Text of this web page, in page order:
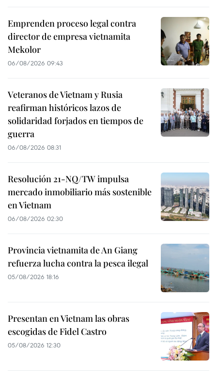
Emprenden proceso legal contra
director de empresa vietnamita
Mekolor
06/08/2026 09:43
Veteranos de Vietnam y Rusia
reafirman históricos lazos de
solidaridad forjados en tiempos de
guerra
06/08/2026 08:31
Resolución 21-NQ/TW impulsa
mercado inmobiliario más sostenible
en Vietnam
06/08/2026 02:30
Provincia vietnamita de An Giang
refuerza lucha contra la pesca ilegal
05/08/2026 18:16
Presentan en Vietnam las obras
escogidas de Fidel Castro
05/08/2026 12:30